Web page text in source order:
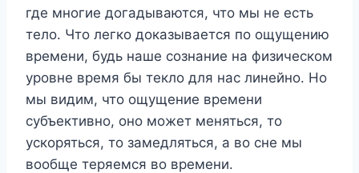
где многие догадываются, что мы не есть
тело. Что легко доказывается по ощущению
времени, будь наше сознание на физическом
уровне время бы текло для нас линейно. Но
мы видим, что ощущение времени
субъективно, оно может меняться, то
ускоряться, то замедляться, а во сне мы
вообще теряемся во времени.